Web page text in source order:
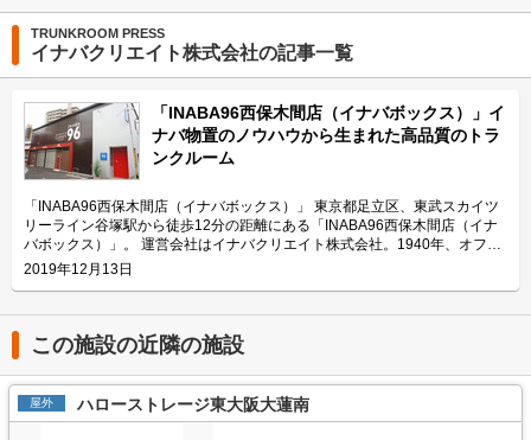
TRUNKROOM PRESS
イナバクリエイト株式会社の記事一覧
「INABA96西保木間店（イナバボックス）」イ
ナバ物置のノウハウから生まれた高品質のトラ
ンクルーム
「INABA96西保木間店（イナバボックス）」 東京都足立区、東武スカイツ
リーライン谷塚駅から徒歩12分の距離にある「INABA96西保木間店（イナ
バボックス）」。 運営会社はイナバクリエイト株式会社。1940年、オフィ
ス家具のメーカーとして創業した株式会社稲葉製作所の関連会社として、
「100人乗っても大丈夫！」でおなじみのイナバ物置のノウハウから生まれ
る会社です。 今回は、イナバクリエイト株式会社が運営している
「INABA96西保木間店（イナバボックス）」の特長や利用用途などをご紹
介します。 「INABA96西保木間店（イナバボックス）」の特長を教えてく
ださい。 当社で初めて足立区に出店した「INABA96西保木間店（イナバボ
ックス）」は、国道4号線のすぐそばに位置し、車によるアクセスが良く、
駐車場も完備しております。2階建てエレベーター付きの「INABA96西保木
2019年12月13日
この施設の近隣の施設
屋外 ハローストレージ東大阪大蓮南